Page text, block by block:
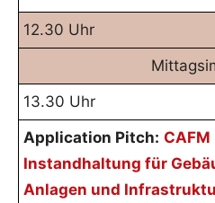
12.30 Uhr
13.30 Uhr
Application Pitch:
Instandhaltung für
Anlagen und